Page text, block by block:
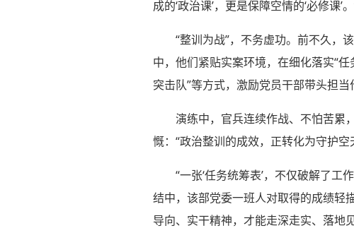
成的‘政治课’，更是保障空情的‘必修课’
“整训为战”，不务虚功。前不久，
中，他们紧贴实案环境，在细化落实“
突击队”等方式，激励党员干部带头担当
演练中，官兵连续作战、不怕苦累
慨：“政治整训的成效，正转化为守护空
“一张‘任务统筹表’，不仅破解了工
结中，该部党委一班人对取得的成绩轻
导向、实干精神，才能走深走实、落地